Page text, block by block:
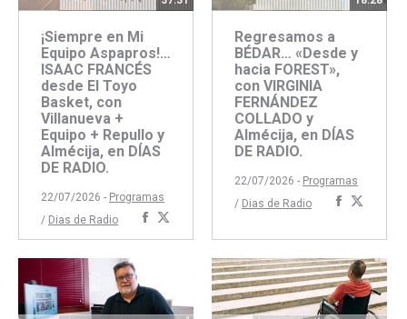
¡Siempre en Mi
Equipo Aspapros!…
ISAAC FRANCÉS
desde El Toyo
Basket, con
Villanueva +
Equipo + Repullo y
Almécija, en DÍAS
DE RADIO.
22/07/2026 - Programas
/ Dias de Radio
Compartir
con
Facebook
con
Twitter
Regresamos a
BÉDAR… «Desde y
hacia FOREST»,
con VIRGINIA
FERNÁNDEZ
COLLADO y
Almécija, en DÍAS
DE RADIO.
22/07/2026 - Programas
/ Dias de Radio
Compartir